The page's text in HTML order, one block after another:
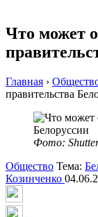
Что может
Главная ›
правительства
Фото:
Общество Тема:
Козинченко